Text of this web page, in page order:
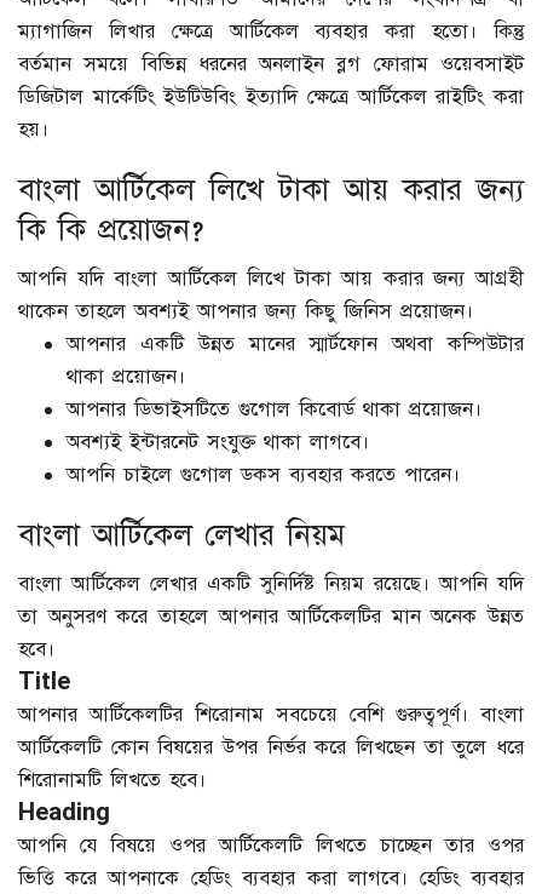
ইতিহাস
স্পন্সরড টিউন
নিউজ ফিড
Language
বাংলা English
ম্যাগাজিন লিখার ক্ষেত্রে আর্টিকেল ব্যবহার করা হতো। কিন্তু
বর্তমান সময়ে বিভিন্ন ধরনের অনলাইন ব্লগ ফোরাম ওয়েবসাইট
ডিজিটাল মার্কেটিং ইউটিউবিং ইত্যাদি ক্ষেত্রে আর্টিকেল রাইটিং করা
হয়।
বাংলা আর্টিকেল লিখে টাকা আয় করার জন্য
কি কি প্রয়োজন?
আপনি যদি বাংলা আর্টিকেল লিখে টাকা আয় করার জন্য আগ্রহী
থাকেন তাহলে অবশ্যই আপনার জন্য কিছু জিনিস প্রয়োজন।
আপনার একটি উন্নত মানের স্মার্টফোন অথবা কম্পিউটার
থাকা প্রয়োজন।
আপনার ডিভাইসটিতে গুগোল কিবোর্ড থাকা প্রয়োজন।
অবশ্যই ইন্টারনেট সংযুক্ত থাকা লাগবে।
আপনি চাইলে গুগোল ডকস ব্যবহার করতে পারেন।
বাংলা আর্টিকেল লেখার নিয়ম
বাংলা আর্টিকেল লেখার একটি সুনির্দিষ্ট নিয়ম রয়েছে। আপনি যদি
তা অনুসরণ করে তাহলে আপনার আর্টিকেলটির মান অনেক উন্নত
হবে।
Title
আপনার আর্টিকেলটির শিরোনাম সবচেয়ে বেশি গুরুত্বপূর্ণ। বাংলা
আর্টিকেলটি কোন বিষয়ের উপর নির্ভর করে লিখছেন তা তুলে ধরে
শিরোনামটি লিখতে হবে।
Heading
আপনি যে বিষয়ে ওপর আর্টিকেলটি লিখতে চাচ্ছেন তার ওপর
ভিত্তি করে আপনাকে হেডিং ব্যবহার করা লাগবে। হেডিং ব্যবহার